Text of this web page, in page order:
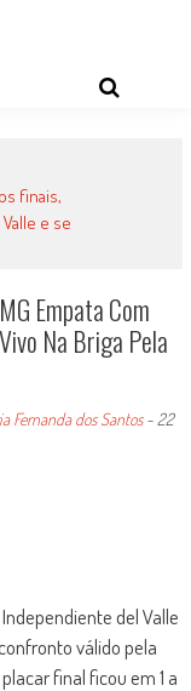
finais,
e se
Empata Com
Na Briga Pela
Fernanda dos Santos- 22
del Valle
válido pela
final ficou em 1 a